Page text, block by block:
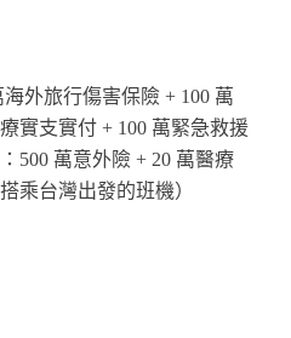
海外旅行傷害保險 + 100 萬
實支實付 + 100 萬緊急救援
500 萬意外險 + 20 萬醫療
乘台灣出發的班機）